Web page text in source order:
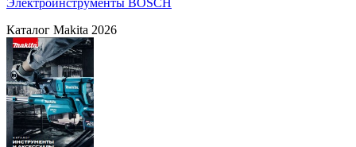
Электроинструменты BOSCH
Каталог Makita 2026